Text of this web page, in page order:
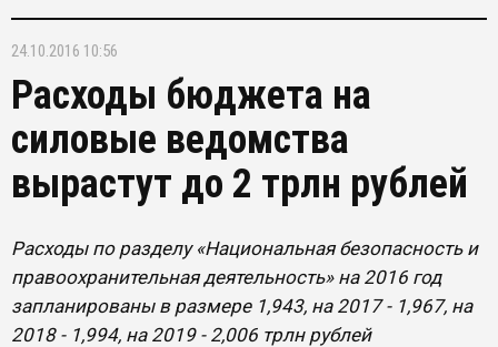
24.10.2016 10:56
Расходы бюджета на
силовые ведомства
вырастут до 2 трлн рублей
Расходы по разделу «Национальная безопасность и
правоохранительная деятельность» на 2016 год
запланированы в размере 1,943, на 2017 - 1,967, на
2018 - 1,994, на 2019 - 2,006 трлн рублей